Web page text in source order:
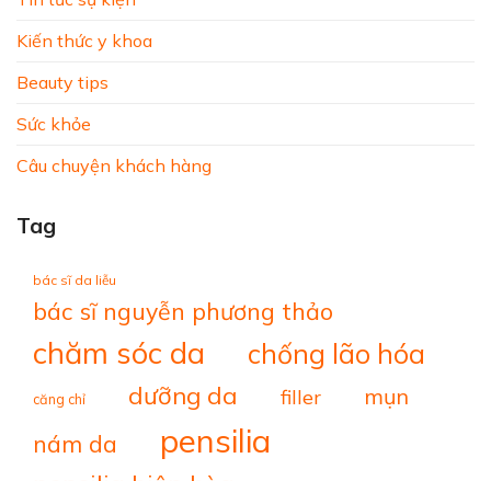
Kiến thức y khoa
Beauty tips
Sức khỏe
Câu chuyện khách hàng
Tag
bác sĩ da liễu
bác sĩ nguyễn phương thảo
chăm sóc da chống lão hóa
căng chỉ dưỡng da filler mụn
nám da pensilia